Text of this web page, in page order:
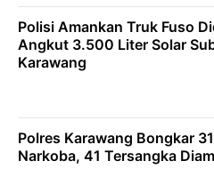
Polisi Amankan Truk Fuso
Angkut 3.500 Liter Solar
Karawang
Polres Karawang Bongkar
Narkoba, 41 Tersangka